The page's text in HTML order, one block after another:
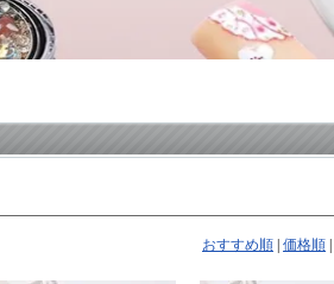
おすすめ順 価格順